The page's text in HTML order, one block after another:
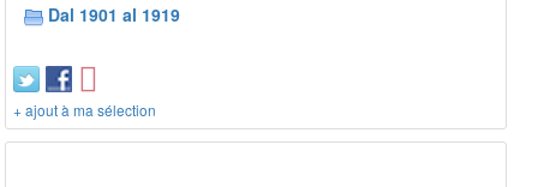
Dal 1901 al 1919
+ ajout à ma sélection